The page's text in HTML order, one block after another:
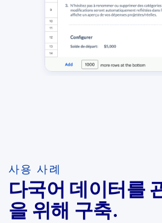
사용 사례
다국어 데이터를
을 위해 구축.